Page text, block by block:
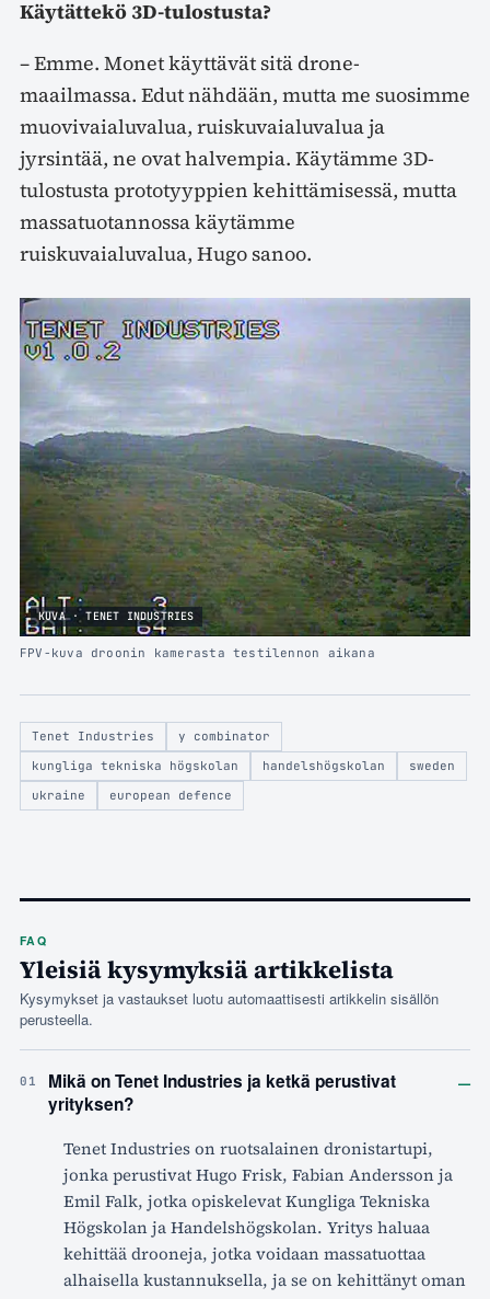
Käytättekö 3D-tulostusta?
– Emme. Monet käyttävät sitä drone-
maailmassa. Edut nähdään, mutta me suosimme
muovivaialuvalua, ruiskuvaialuvalua ja
jyrsintää, ne ovat halvempia. Käytämme 3D-
tulostusta prototyyppien kehittämisessä, mutta
massatuotannossa käytämme
ruiskuvaialuvalua, Hugo sanoo.
KUVA · TENET INDUSTRIES
FPV-kuva droonin kamerasta testilennon aikana
Tenet Industries
y combinator
kungliga tekniska högskolan
handelshögskolan
sweden
ukraine
european defence
FAQ
Yleisiä kysymyksiä artikkelista
Kysymykset ja vastaukset luotu automaattisesti artikkelin sisällön
perusteella.
01
Mikä on Tenet Industries ja ketkä perustivat
yrityksen?
–
Tenet Industries on ruotsalainen dronistartupi,
jonka perustivat Hugo Frisk, Fabian Andersson ja
Emil Falk, jotka opiskelevat Kungliga Tekniska
Högskolan ja Handelshögskolan. Yritys haluaa
kehittää drooneja, jotka voidaan massatuottaa
alhaisella kustannuksella, ja se on kehittänyt oman